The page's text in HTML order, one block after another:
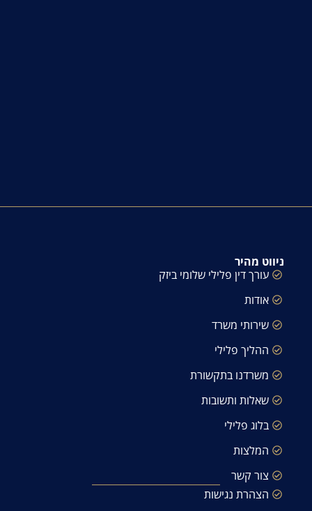
ניווט מהיר
עורך דין פלילי שלומי ביזק
אודות
שירותי משרד
ההליך פלילי
משרדנו בתקשורת
שאלות ותשובות
בלוג פלילי
המלצות
צור קשר
הצהרת נגישות